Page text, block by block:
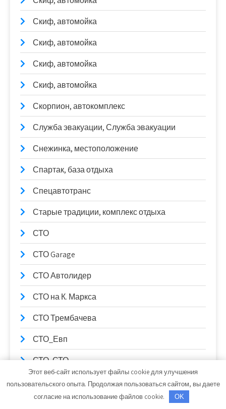
Скиф, автомойка
Скиф, автомойка
Скиф, автомойка
Скиф, автомойка
Скорпион, автокомплекс
Служба эвакуации, Служба эвакуации
Снежинка, местоположение
Спартак, база отдыха
Спецавтотранс
Старые традиции, комплекс отдыха
СТО
СТО Garage
СТО Автолидер
СТО на К. Маркса
СТО Трембачева
СТО_Евп
СТО, СТО
СТО99
Столица Поморья, гостиница
Этот веб-сайт использует файлы cookie для улучшения
пользовательского опыта. Продолжая пользоваться сайтом, вы даете
согласие на использование файлов cookie.
OK